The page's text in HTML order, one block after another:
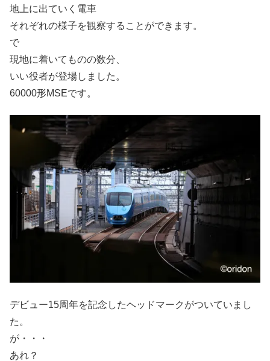
地上に出ていく電車
それぞれの様子を観察することができます。
で
現地に着いてものの数分、
いい役者が登場しました。
60000形MSEです。
デビュー15周年を記念したヘッドマークがついていまし
た。
が・・・
あれ？